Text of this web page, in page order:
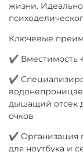
жизни.
Ключевые
✔ Вместимость
✔
дышащий отсек
очков
✔ Организация
для ноутбука и